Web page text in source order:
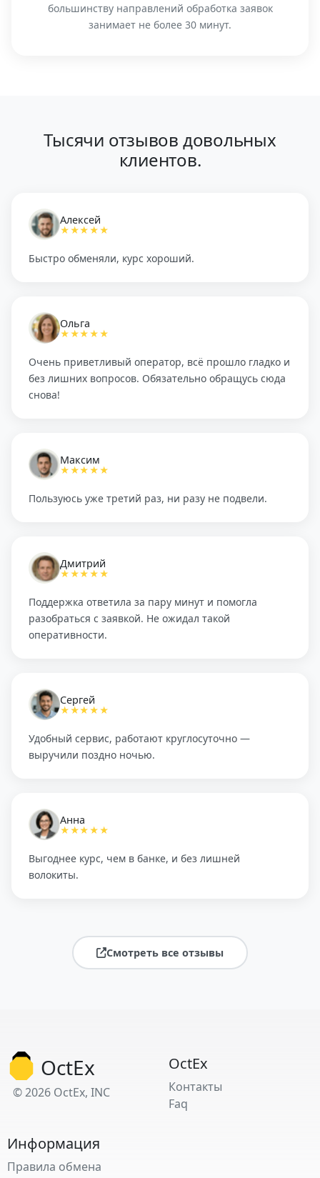
большинству направлений обработка заявок
занимает не более 30 минут.
Тысячи отзывов довольных
клиентов.
Алексей
★★★★★
Быстро обменяли, курс хороший.
Ольга
★★★★★
Очень приветливый оператор, всё прошло гладко и
без лишних вопросов. Обязательно обращусь сюда
снова!
Максим
★★★★★
Пользуюсь уже третий раз, ни разу не подвели.
Дмитрий
★★★★★
Поддержка ответила за пару минут и помогла
разобраться с заявкой. Не ожидал такой
оперативности.
Сергей
★★★★★
Удобный сервис, работают круглосуточно —
выручили поздно ночью.
Анна
★★★★★
Выгоднее курс, чем в банке, и без лишней
волокиты.
Смотреть все отзывы
OctEx
© 2026 OctEx, INC
OctEx
Контакты
Faq
Информация
Правила обмена